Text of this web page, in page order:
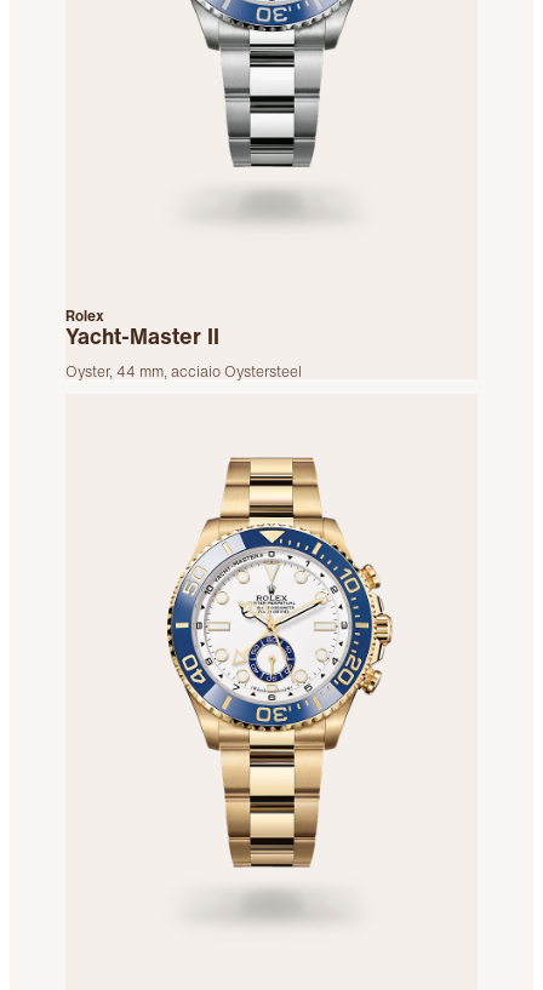
Rolex
Yacht-Master II
Oyster, 44 mm, acciaio Oystersteel